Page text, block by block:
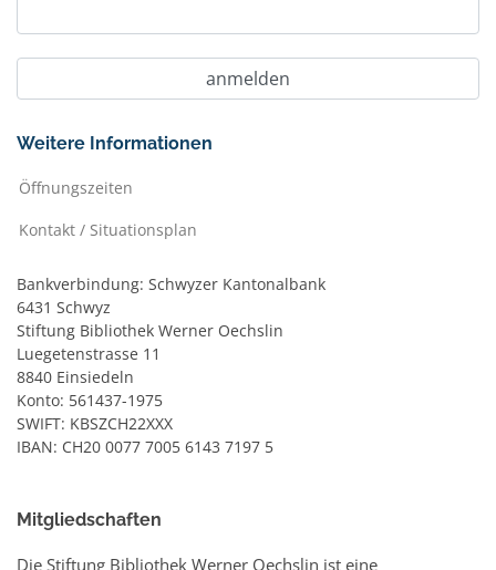
Weitere Informationen
Öffnungszeiten
Kontakt / Situationsplan
Bankverbindung: Schwyzer Kantonalbank
6431 Schwyz
Stiftung Bibliothek Werner Oechslin
Luegetenstrasse 11
8840 Einsiedeln
Konto: 561437-1975
SWIFT: KBSZCH22XXX
IBAN: CH20 0077 7005 6143 7197 5
Mitgliedschaften
Die Stiftung Bibliothek Werner Oechslin ist eine